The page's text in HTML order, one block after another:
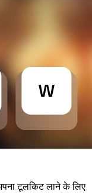
टूलकिट लाने के लिए